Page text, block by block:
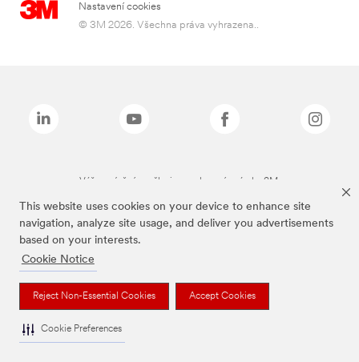
This website uses cookies on your device to enhance site
navigation, analyze site usage, and deliver you advertisements
based on your interests.
Cookie Notice
Reject Non-Essential Cookies Accept Cookies
Cookie Preferences
Nastavení cookies
© 3M 2026. Všechna práva vyhrazena..
Výše zmíněné značky jsou ochranné známky 3M.